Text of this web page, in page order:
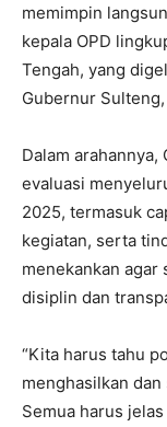
memimpin
kepala OPD
Tengah, yang
Gubernur
Dalam
evaluasi
2025, termasuk
kegiatan, serta
menekankan
disiplin dan
“Kita harus tahu
menghasilkan
Semua harus